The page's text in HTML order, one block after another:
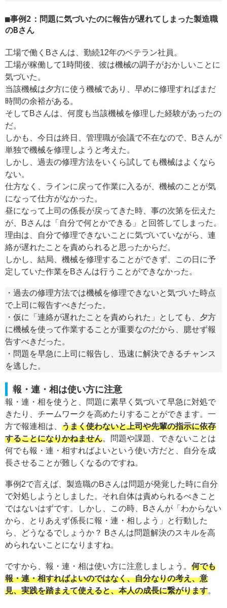
事例2：問題に気づいたのに報告が遅れてしまった製造職
のBさん
工場で働くBさんは、勤続12年のベテラン社員。
工場が稼働して1時間後、彼は機械の調子がおかしいことに
気づいた。
当該機械は夕方に使う機械であり、早めに修理すればまだ
時間の余裕がある。
そしてBさんは、何度も当該機械を修理した経験があったの
だ。
しかも、今日は終日、管理職が会議で不在なので、Bさんが
単独で機械を修理しようと考えた。
しかし、過去の修理方法をいくら試しても機械はよくなら
ない。
仕方なく、ラインに戻って作業に入るが、機械のことが気
になって仕方がなかった。
昼になって上司の係長が戻ってきた時、事の次第を伝えた
が、Bさんは「自分で何とかできる」と回答してしまった。
理由は、自分で修理できないことに気づいていながら、連
絡が遅れたことを責められると思ったからだ。
しかし、結局、機械を修理することができず、この日に予
定していた作業をBさんは行うことができなかった。
・過去の修理方法では機械を修理できないと気づいた時点
で上司に報告すべきだった。
・仮に「連絡が遅れたことを責められた」としても、夕方
に機械を使って作業することが重要なのだから、臆せず報
告すべきだった。
・問題を早急に上司に報告し、迅速に解決できるチャンス
を逃した。
報・連・相は使い方に注意
報・連・相を使うと、問題に素早く気づいて早急に対処で
きたり、チームワークを高めたりすることができます。一
方で報連相は、 うまく使わないと上司や先輩の指示に依存
することになりかねません。問題や課題、できないことは
何でも報・連・相すればよいという使い方だと、自分を成
長させることが難しくなるのですね。
事例2で言えば、製造職のBさんは問題が発覚した時に自分
で対処しようとしました。それ自体は責められるべきこと
ではないはずです。しかし、この時、Bさんが「わからない
から、とりあえず係長に報・連・相しよう」と行動した
ら、どうなるでしょうか？ Bさんは問題解決のスキルを高
められないことになりますね。
ですから、報・連・相は使い方に注意しましょう。 何でも
報・連・相すればよいのではなく、自分なりの考え、意
見、実践を踏まえて使えると、本人の成長に繋がります。